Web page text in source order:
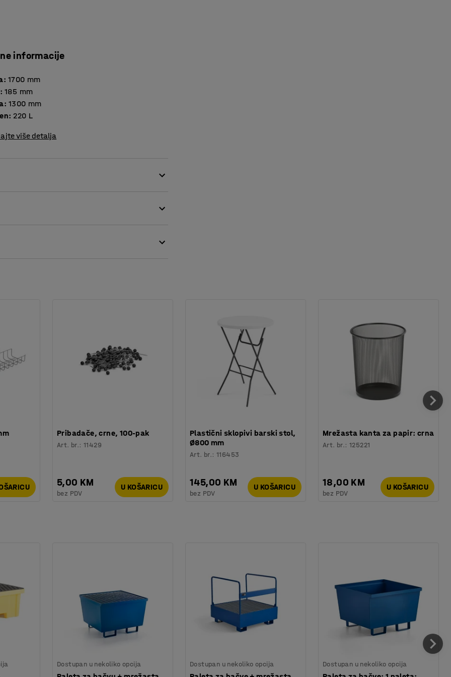
informacije
: 1700 mm
: 185 mm
: 1300 mm
: 220 L
više detalja
je za EU palete. Korito za palete sigurno se
Pribadače, crne, 100-pak
Art. br.:11429
5,00 KM
bez PDV
U KOŠARICU
Plastični sklopivi barski stol,
Ø800 mm
Art. br.:116453
145,00 KM
bez PDV
U KOŠARICU
Mrežasta kanta za papir: crna
Art. br.:125221
18,00 KM
bez PDV
U KOŠARICU
Dostupan u nekoliko opcija Dostupan u nekoliko opcija Dostupan u nekoliko opcija